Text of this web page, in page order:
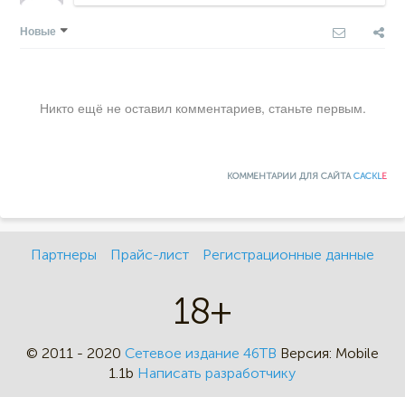
Новые
Никто ещё не оставил комментариев, станьте первым.
КОММЕНТАРИИ ДЛЯ САЙТАCACKLE
Партнеры Прайс-лист Регистрационные данные
18+
© 2011 - 2020 Сетевое издание 46ТВ Версия: Mobile
1.1b Написать разработчику